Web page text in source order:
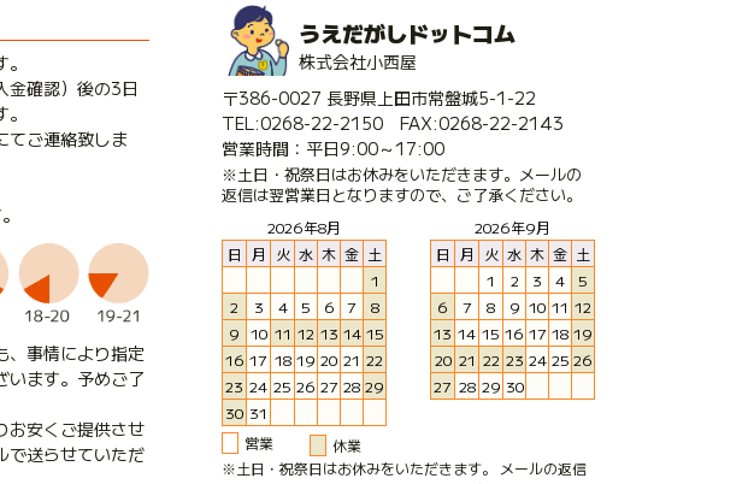
金確認）後の3日
てご連絡致しま
、事情により指定
います。予めご了
お安くご提供させ
で送らせていただ
うえだがしドットコム
株式会社小西屋
〒386-0027 長野県上田市常盤城5-1-22
TEL:0268-22-2150 FAX:0268-22-2143
営業時間：平日9:00～17:00
※土日・祝祭日はお休みをいただきます。メールの
返信は翌営業日となりますので、ご了承ください。
2026年8月
日
月 火 水 木 金 土
1
2
3 4 5 6 7
8
9 10 11 12 13 14 15
16 17 18 19 20 21 22
23 24 25 26 27 28 29
30 31
2026年9月
日
月 火 水 木 金 土
1
2 3 4
5
6
7 8 9 10 11 12
13 14 15 16 17 18 19
20 21 22 23 24 25 26
27 28 29 30
営業
休業
※土日・祝祭日はお休みをいただきます。 メールの返信